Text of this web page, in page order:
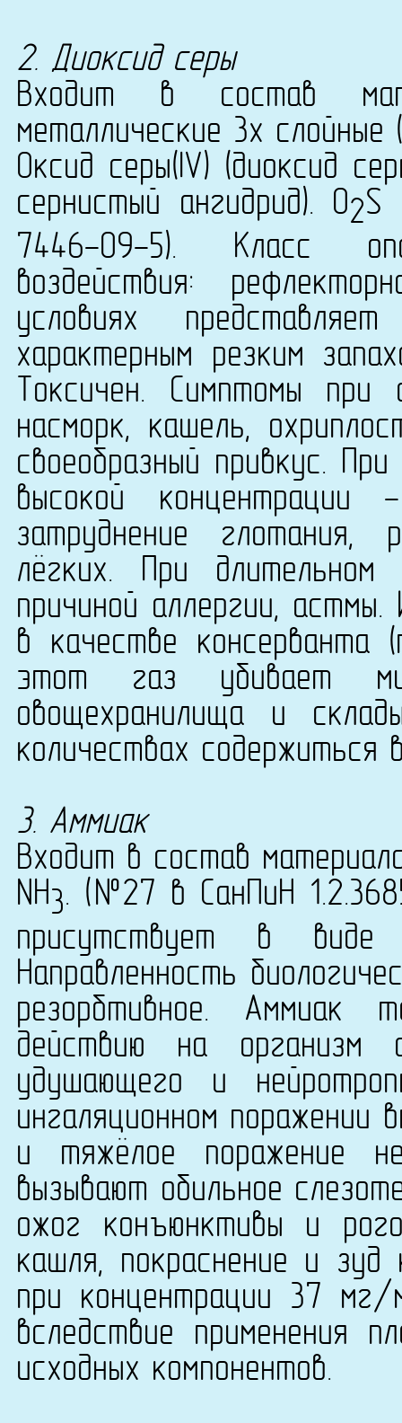
2. Диоксид серы
Входит в состав
металлические 3х слойные
Оксид серы(IV) (диоксид
сернистый ангидрид). O2S
7446-09-5). Класс
воздействия:
условиях
характерным резким
Токсичен. Симптомы
насморк, кашель,
своеобразный привкус.
высокой концентрации
затруднение
лёгких. При
причиной аллергии,
в качестве консерванта
этот газ убивает
овощехранилища и
количествах содержиться
3. Аммиак
Входит в состав
NН3. (№27 в СанПиН
присутствует в
Направленность
резорбтивное. Аммиак
действию на организм
удушающего и
ингаляционном поражении
и тяжёлое поражение
вызывают обильное
ожог конъюнктивы и
кашля, покраснение и
при концентрации 37
вследствие применения
исходных компонентов.